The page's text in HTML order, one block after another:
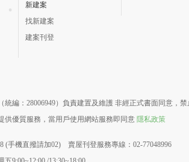
新建案
找新建案
建案刊登
統編：28006949）負責建置及維護 非經正式書面同意，
供優質服務，當用戶使用網站服務即同意 隱私政策
(手機直撥請加02) 賣屋刊登服務專線：02-77048996